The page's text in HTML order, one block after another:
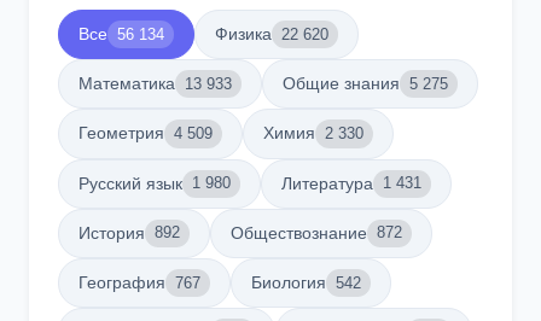
Все 56 134 Физика 22 620
Математика 13 933 Общие знания 5 275
Геометрия 4 509 Химия 2 330
Русский язык 1 980 Литература 1 431
История 892 Обществознание 872
География 767 Биология 542